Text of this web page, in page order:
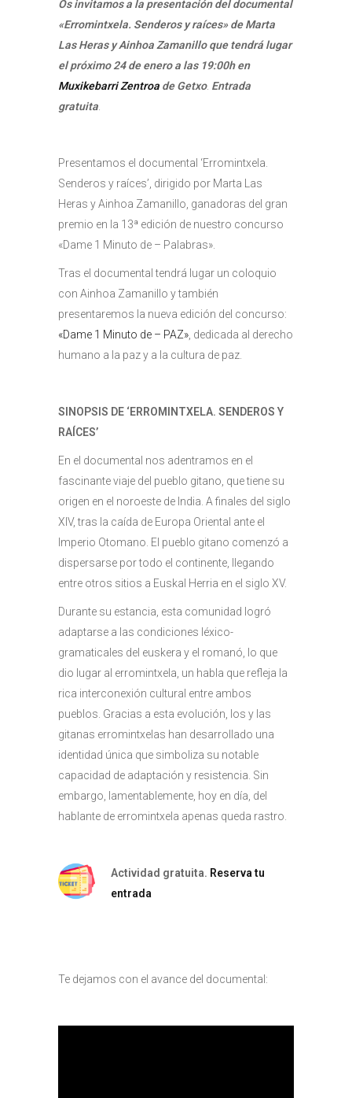
Os invitamos a la presentación del documental
«Erromintxela. Senderos y raíces» de Marta
Las Heras y Ainhoa Zamanillo que tendrá lugar
el próximo 24 de enero a las 19:00h en
Muxikebarri Zentroa de Getxo. Entrada
gratuita
Presentamos el documental ‘Erromintxela.
Senderos y raíces’, dirigido por Marta Las
Heras y Ainhoa Zamanillo, ganadoras del gran
premio en la 13ª edición de nuestro concurso
«Dame 1 Minuto de – Palabras».
Tras el documental tendrá lugar un coloquio
con Ainhoa Zamanillo y también
presentaremos la nueva edición del concurso:
«Dame 1 Minuto de – PAZ» , dedicada al derecho
humano a la paz y a la cultura de paz.
SINOPSIS DE ‘ERROMINTXELA. SENDEROS Y
RAÍCES’
En el documental nos adentramos en el
fascinante viaje del pueblo gitano, que tiene su
origen en el noroeste de India. A finales del siglo
XIV, tras la caída de Europa Oriental ante el
Imperio Otomano. El pueblo gitano comenzó a
dispersarse por todo el continente, llegando
entre otros sitios a Euskal Herria en el siglo XV.
Durante su estancia, esta comunidad logró
adaptarse a las condiciones léxico-
gramaticales del euskera y el romanó, lo que
dio lugar al erromintxela, un habla que refleja la
rica interconexión cultural entre ambos
pueblos. Gracias a esta evolución, los y las
gitanas erromintxelas han desarrollado una
identidad única que simboliza su notable
capacidad de adaptación y resistencia. Sin
embargo, lamentablemente, hoy en día, del
hablante de erromintxela apenas queda rastro.
Actividad gratuita. Reserva tu
entrada
Te dejamos con el avance del documental: